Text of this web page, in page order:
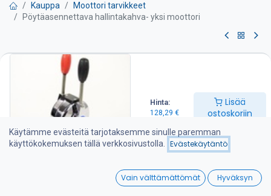
Hinta:
128,29 €
Lisää
ostoskoriin
Wishlist
Kauppa
Moottori tarvikkeet
Pöytäasennettava hallintakahva- yksi moottori
Pöytäasennettava
hallintakahva- yksi moottori
Hallintalaite, pöytäasennusmalli,
– 2-vipuinen hallintalaite
– hallitset yhdellä kahvalla kierroslukua ja toisella vaihteistoa
– sopiva 33C sarjan kaapeleille
Käytämme evästeitä tarjotaksemme sinulle paremman
käyttökokemuksen tällä verkkosivustolla.
Evästekäytäntö
Vain välttämättömät Hyväksyn